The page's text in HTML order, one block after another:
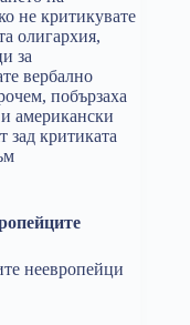
не критикувате
олигархия,
за
вербално
побързаха
американски
зад критиката
неевропейци